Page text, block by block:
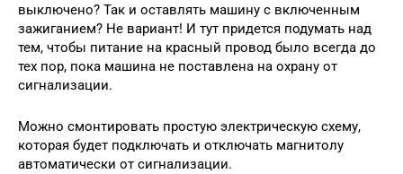
выключено? Так и оставлять машину с включенным
зажиганием? Не вариант! И тут придется подумать над
тем, чтобы питание на красный провод было всегда до
тех пор, пока машина не поставлена на охрану от
сигнализации.
Можно смонтировать простую электрическую схему,
которая будет подключать и отключать магнитолу
автоматически от сигнализации.